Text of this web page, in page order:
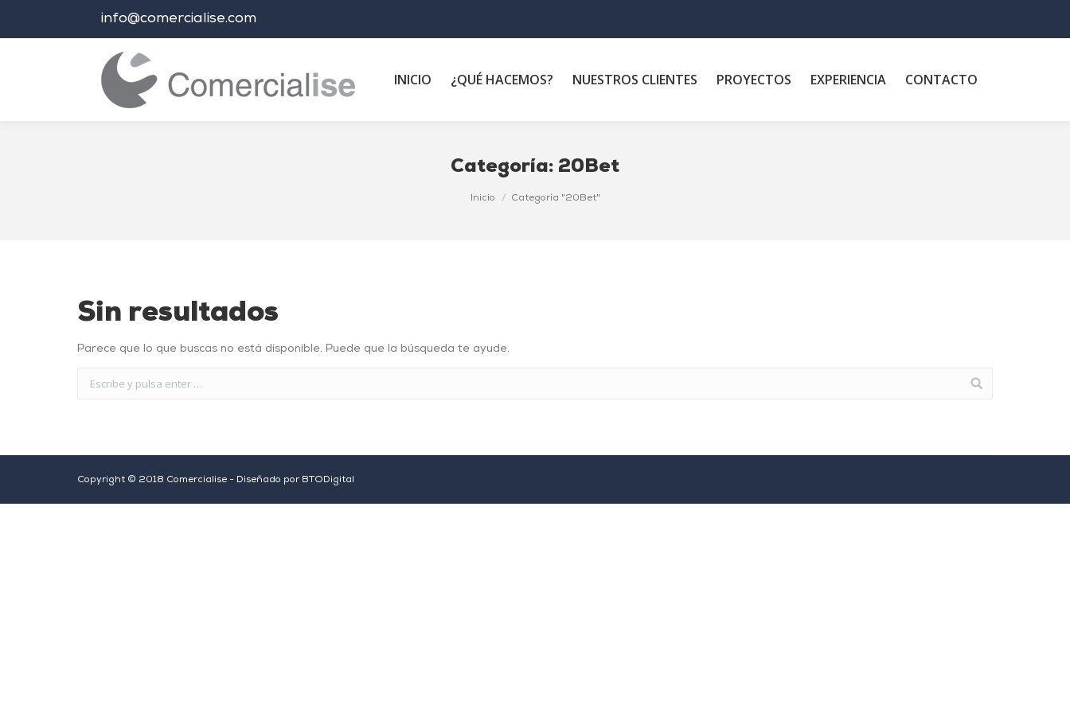
info@comercialise.com
INICIO ¿QUÉ HACEMOS? NUESTROS CLIENTES PROYECTOS EXPERIENCIA CONTACTO
Categoría: 20Bet
Inicio Categoría "20Bet"
Sin resultados
Parece que lo que buscas no está disponible. Puede que la búsqueda te ayude.
Copyright © 2018 Comercialise - Diseñado por BTODigital